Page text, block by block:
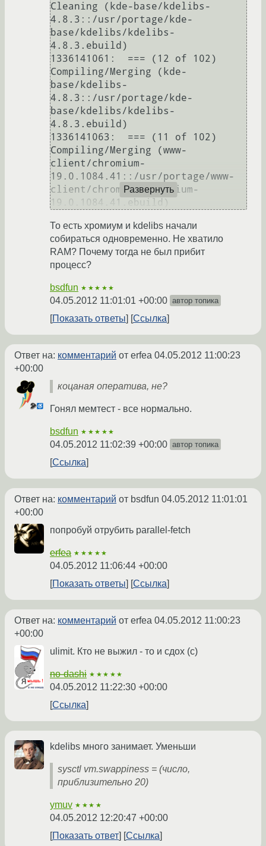
Cleaning (kde-base/kdelibs-
4.8.3::/usr/portage/kde-
base/kdelibs/kdelibs-
4.8.3.ebuild)
1336141061:  === (12 of 102)
Compiling/Merging (kde-
base/kdelibs-
4.8.3::/usr/portage/kde-
base/kdelibs/kdelibs-
4.8.3.ebuild)
1336141063:  === (11 of 102)
Compiling/Merging (www-
client/chromium-
19.0.1084.41::/usr/portage/www-
client/chromium/chromium-
Развернуть
То есть хромиум и kdelibs начали
собираться одновременно. Не хватило
RAM? Почему тогда не был прибит
процесс?
bsdfun ★★★★★
04.05.2012 11:01:01 +00:00 автор топика
Показать ответы Ссылка
Ответ на: комментарий от erfea 04.05.2012 11:00:23
+00:00
коцаная оператива, не?
Гонял мемтест - все нормально.
bsdfun ★★★★★
04.05.2012 11:02:39 +00:00 автор топика
Ссылка
Ответ на: комментарий от bsdfun 04.05.2012 11:01:01
+00:00
попробуй отрубить parallel-fetch
erfea ★★★★★
04.05.2012 11:06:44 +00:00
Показать ответы
Ссылка
Ответ на: комментарий от erfea 04.05.2012 11:00:23
+00:00
ulimit. Кто не выжил - то и сдох (c)
no-dashi ★★★★★
04.05.2012 11:22:30 +00:00
Ссылка
kdelibs много занимает. Уменьши
sysctl vm.swappiness = (число,
приблизительно 20)
ymuv ★★★★
04.05.2012 12:20:47 +00:00
Показать ответ
Ссылка